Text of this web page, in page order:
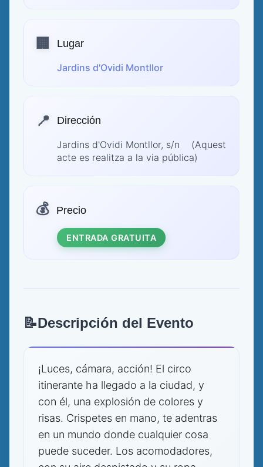
🏢 Lugar
Jardins d'Ovidi Montllor
📍 Dirección
Jardins d'Ovidi Montllor, s/n (Aquest
acte es realitza a la via pública)
💰 Precio
ENTRADA GRATUITA
📝Descripción del Evento
¡Luces, cámara, acción! El circo
itinerante ha llegado a la ciudad, y
con él, una explosión de colores y
risas. Crispetes en mano, te adentras
en un mundo donde cualquier cosa
puede suceder. Los acomodadores,